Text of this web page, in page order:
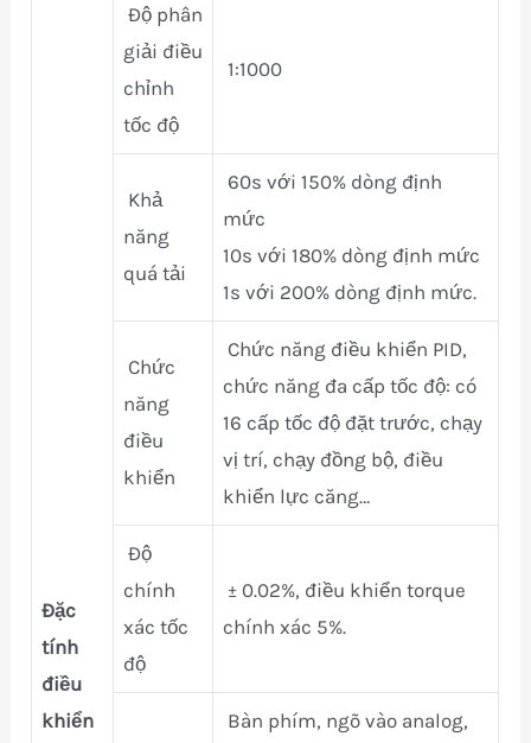
Đặc
tính
điều
khiển
Độ phân
giải điều
chỉnh
tốc độ
1:1000
Khả
năng
quá tải
60s với 150% dòng định
mức
10s với 180% dòng định mức
1s với 200% dòng định mức.
Chức
năng
điều
khiển
Chức năng điều khiển PID,
chức năng đa cấp tốc độ: có
16 cấp tốc độ đặt trước, chạy
vị trí, chạy đồng bộ, điều
khiển lực căng…
Độ
chính
xác tốc
độ
± 0.02%, điều khiển torque
chính xác 5%.
Bàn phím, ngõ vào analog,